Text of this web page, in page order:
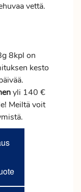
vettä.
8kpl on
kesto
yli 140 €
Meiltä voit